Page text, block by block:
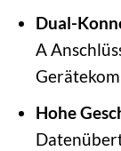
Dual-
A
Hohe